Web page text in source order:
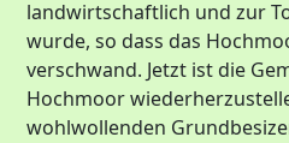
landwirtschaftlich und zur
wurde, so dass das
verschwand. Jetzt ist die
Hochmoor
wohlwollenden